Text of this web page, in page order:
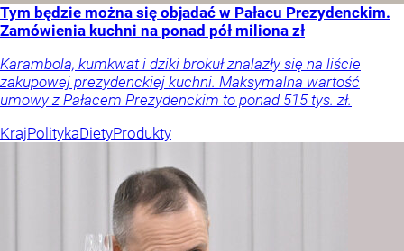
Tym będzie można się objadać w Pałacu Prezydenckim.
Zamówienia kuchni na ponad pół miliona zł
Karambola, kumkwat i dziki brokuł znalazły się na liście
zakupowej prezydenckiej kuchni. Maksymalna wartość
umowy z Pałacem Prezydenckim to ponad 515 tys. zł.
KrajPolitykaDietyProdukty